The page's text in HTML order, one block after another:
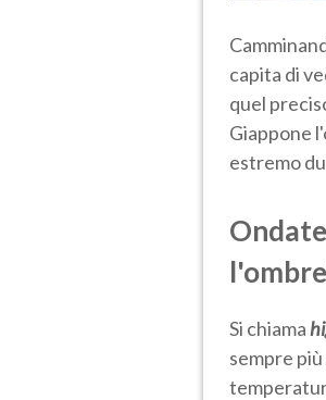
capita di
quel
Giappone
estremo
Si chiama
sempre